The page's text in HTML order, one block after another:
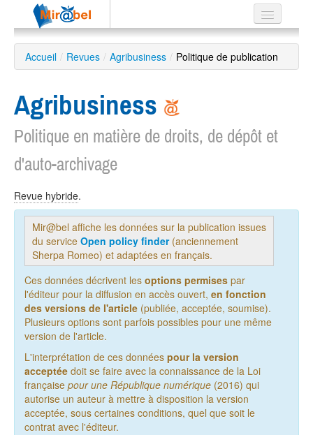
Le réseau
Soutien
Listes
Recherche
EN
ES
?
Accueil / Revues / Agribusiness / Politique de publication
Agribusiness
Politique en matière de droits, de dépôt et
d'auto-archivage
Revue hybride.
Mir@bel affiche les données sur la publication issues
du service Open policy finder(anciennement
Sherpa Romeo) et adaptées en français.
Ces données décrivent les options permises par
l'éditeur pour la diffusion en accès ouvert, en fonction
des versions de l'article (publiée, acceptée, soumise).
Plusieurs options sont parfois possibles pour une même
version de l'article.
L'interprétation de ces données pour la version
acceptée doit se faire avec la connaissance de la Loi
française pour une République numérique (2016) qui
autorise un auteur à mettre à disposition la version
acceptée, sous certaines conditions, quel que soit le
contrat avec l'éditeur.